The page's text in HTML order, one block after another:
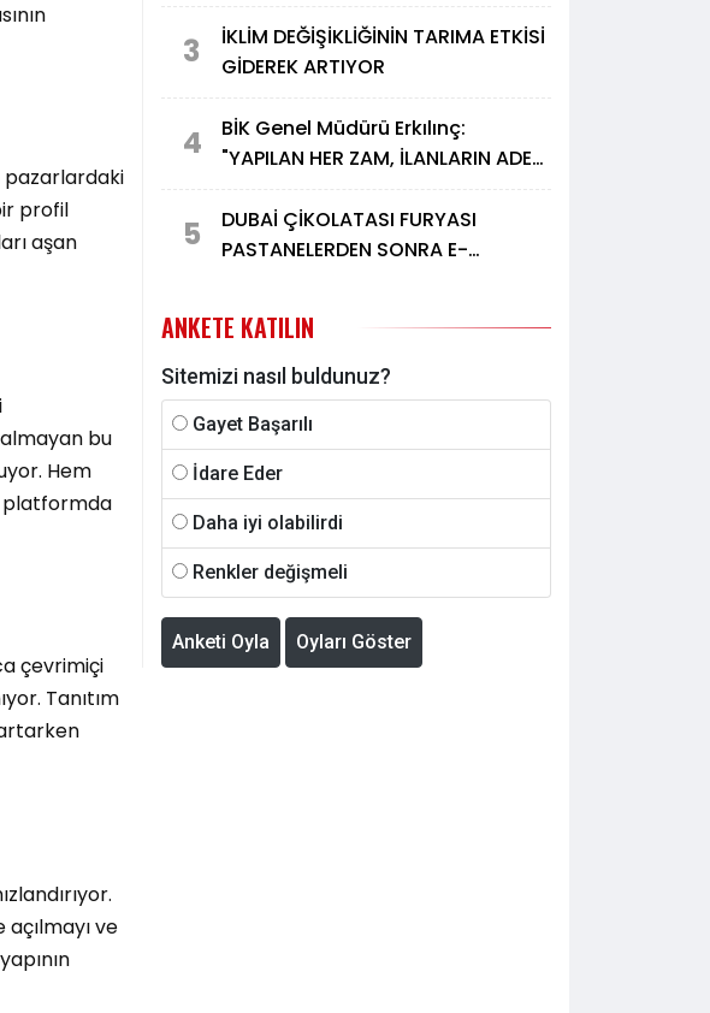
pazarlardaki
profil
aşan
bu
Hem
platformda
çevrimiçi
Tanıtım
ve
3
İKLİM DEĞİŞİKLİĞİNİN TARIMA ETKİSİ
GİDEREK ARTIYOR
4
BİK Genel Müdürü Erkılınç:
"YAPILAN HER ZAM, İLANLARIN ADET
5
DUBAİ ÇİKOLATASI FURYASI
PASTANELERDEN SONRA E-
ANKETE KATILIN
Sitemizi nasıl buldunuz?
Gayet Başarılı
İdare Eder
Daha iyi olabilirdi
Renkler değişmeli
Anketi Oyla Oyları Göster